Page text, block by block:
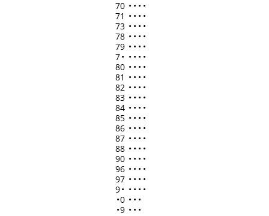
70 • • • •
71 • • • •
73 • • • •
78 • • • •
79 • • • •
7• • • • •
80 • • • •
81 • • • •
82 • • • •
83 • • • •
84 • • • •
85 • • • •
86 • • • •
87 • • • •
88 • • • •
90 • • • •
96 • • • •
97 • • • •
9• • • • •
•0 • • •
•9 • • •